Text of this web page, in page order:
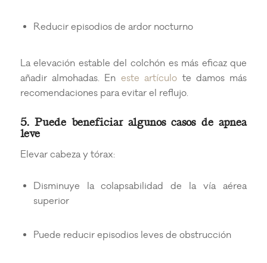
Reducir episodios de ardor nocturno
La elevación estable del colchón es más eficaz que
añadir almohadas. En este artículo te damos más
recomendaciones para evitar el reflujo.
5. Puede beneficiar algunos casos deapnea
leve
Elevar cabeza y tórax:
Disminuye la colapsabilidad de la vía aérea
superior
Puede reducir episodios leves de obstrucción